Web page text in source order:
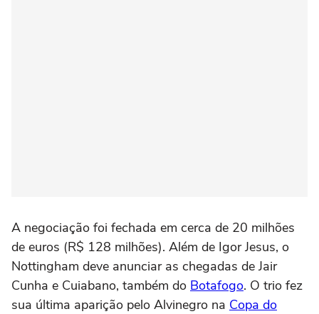
A negociação foi fechada em cerca de 20 milhões
de euros (R$ 128 milhões). Além de Igor Jesus, o
Nottingham deve anunciar as chegadas de Jair
Cunha e Cuiabano, também do Botafogo. O trio fez
sua última aparição pelo Alvinegro na Copa do